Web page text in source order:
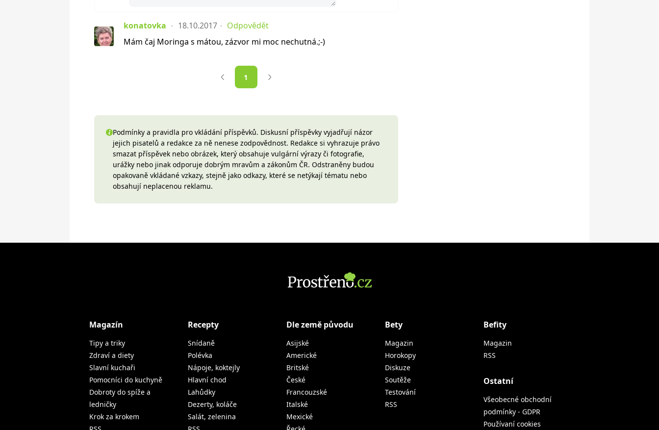
konatovka 18.10.2017
Odpovědět
Mám čaj Moringa s mátou, zázvor mi moc nechutná.;-)
1
Podmínky a pravidla pro vkládání příspěvků. Diskusní příspěvky vyjadřují názor
jejich pisatelů a redakce za ně nenese zodpovědnost. Redakce si vyhrazuje právo
smazat příspěvek nebo obrázek, který obsahuje vulgární výrazy či fotografie,
urážky nebo jinak odporuje dobrým mravům a zákonům ČR. Odstraněny budou
opakovaně vkládané vzkazy, stejně jako odkazy, které se netýkají tématu nebo
obsahují neplacenou reklamu.
Magazín
Tipy a triky
Zdraví a diety
Slavní kuchaři
Pomocníci do kuchyně
Dobroty do spíže a
ledničky
Krok za krokem
Recepty
Snídaně
Polévka
Nápoje, koktejly
Hlavní chod
Lahůdky
Dezerty, koláče
Salát, zelenina
Dle země původu
Asijské
Americké
Britské
České
Francouzské
Italské
Mexické
Bety
Magazin
Horokopy
Diskuze
Soutěže
Testování
RSS
Befity
Magazin
RSS
Ostatní
Všeobecné obchodní
podmínky - GDPR
Používaní cookies